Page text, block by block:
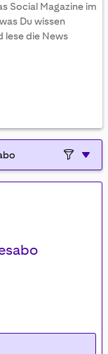
Social Magazine im
Du wissen
lese die News